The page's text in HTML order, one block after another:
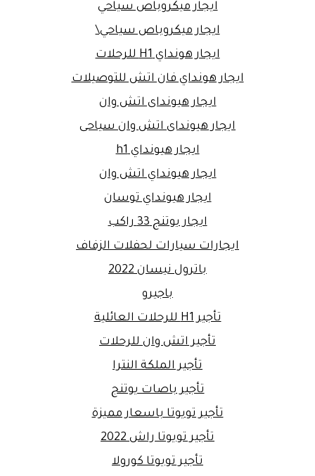
ايجار ميكروباص سياحي
ايجار ميكروباص سياحي\
ايجار هونداي H1 للرحلات
ايجار هونداي فان اتش للتوصيلات
ايجار هيونداى اتش وان
ايجار هيونداى اتش وان سياحى
ايجار هيونداي h1
ايجار هيونداي اتش وان
ايجار هيونداي توسان
ايجار يوتنج 33 راكب
ايجارات سيارات لحفلات الزفاف
باترول نيسان 2022
باجيرو
تأجير H1 للرحلات العائلية
تأجير اتش وان للرحلات
تأجير الملكة النترا
تأجير باصات يوتنج
تأجير تويوتا باسعار مميزة
تأجير تويوتا راش 2022
تأجير تويوتا كورولا